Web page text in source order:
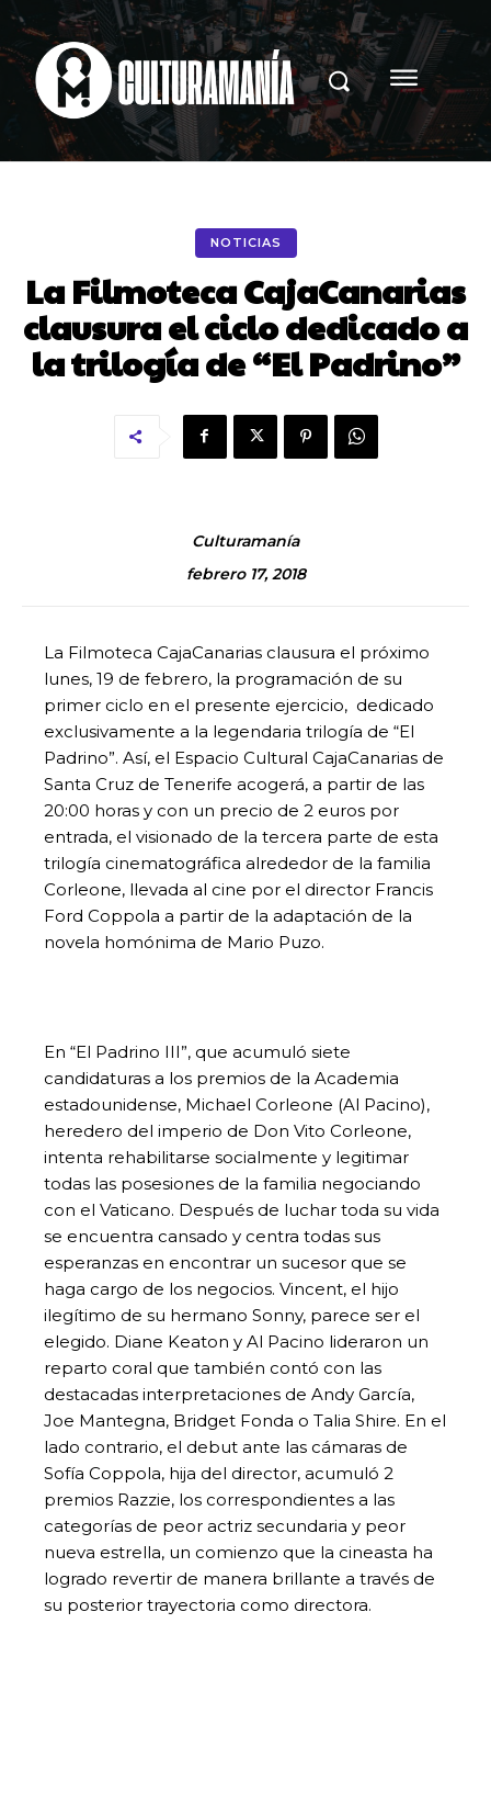
NOTICIAS
La Filmoteca CajaCanarias
clausura el ciclo dedicado a
la trilogía de “El Padrino”
Culturamanía
febrero 17, 2018
La Filmoteca CajaCanarias clausura el próximo
lunes, 19 de febrero, la programación de su
primer ciclo en el presente ejercicio, dedicado
exclusivamente a la legendaria trilogía de “El
Padrino”. Así, el Espacio Cultural CajaCanarias de
Santa Cruz de Tenerife acogerá, a partir de las
20:00 horas y con un precio de 2 euros por
entrada, el visionado de la tercera parte de esta
trilogía cinematográfica alrededor de la familia
Corleone, llevada al cine por el director Francis
Ford Coppola a partir de la adaptación de la
novela homónima de Mario Puzo.
En “El Padrino III”, que acumuló siete
candidaturas a los premios de la Academia
estadounidense, Michael Corleone (Al Pacino),
heredero del imperio de Don Vito Corleone,
intenta rehabilitarse socialmente y legitimar
todas las posesiones de la familia negociando
con el Vaticano. Después de luchar toda su vida
se encuentra cansado y centra todas sus
esperanzas en encontrar un sucesor que se
haga cargo de los negocios. Vincent, el hijo
ilegítimo de su hermano Sonny, parece ser el
elegido. Diane Keaton y Al Pacino lideraron un
reparto coral que también contó con las
destacadas interpretaciones de Andy García,
Joe Mantegna, Bridget Fonda o Talia Shire. En el
lado contrario, el debut ante las cámaras de
Sofía Coppola, hija del director, acumuló 2
premios Razzie, los correspondientes a las
categorías de peor actriz secundaria y peor
nueva estrella, un comienzo que la cineasta ha
logrado revertir de manera brillante a través de
su posterior trayectoria como directora.